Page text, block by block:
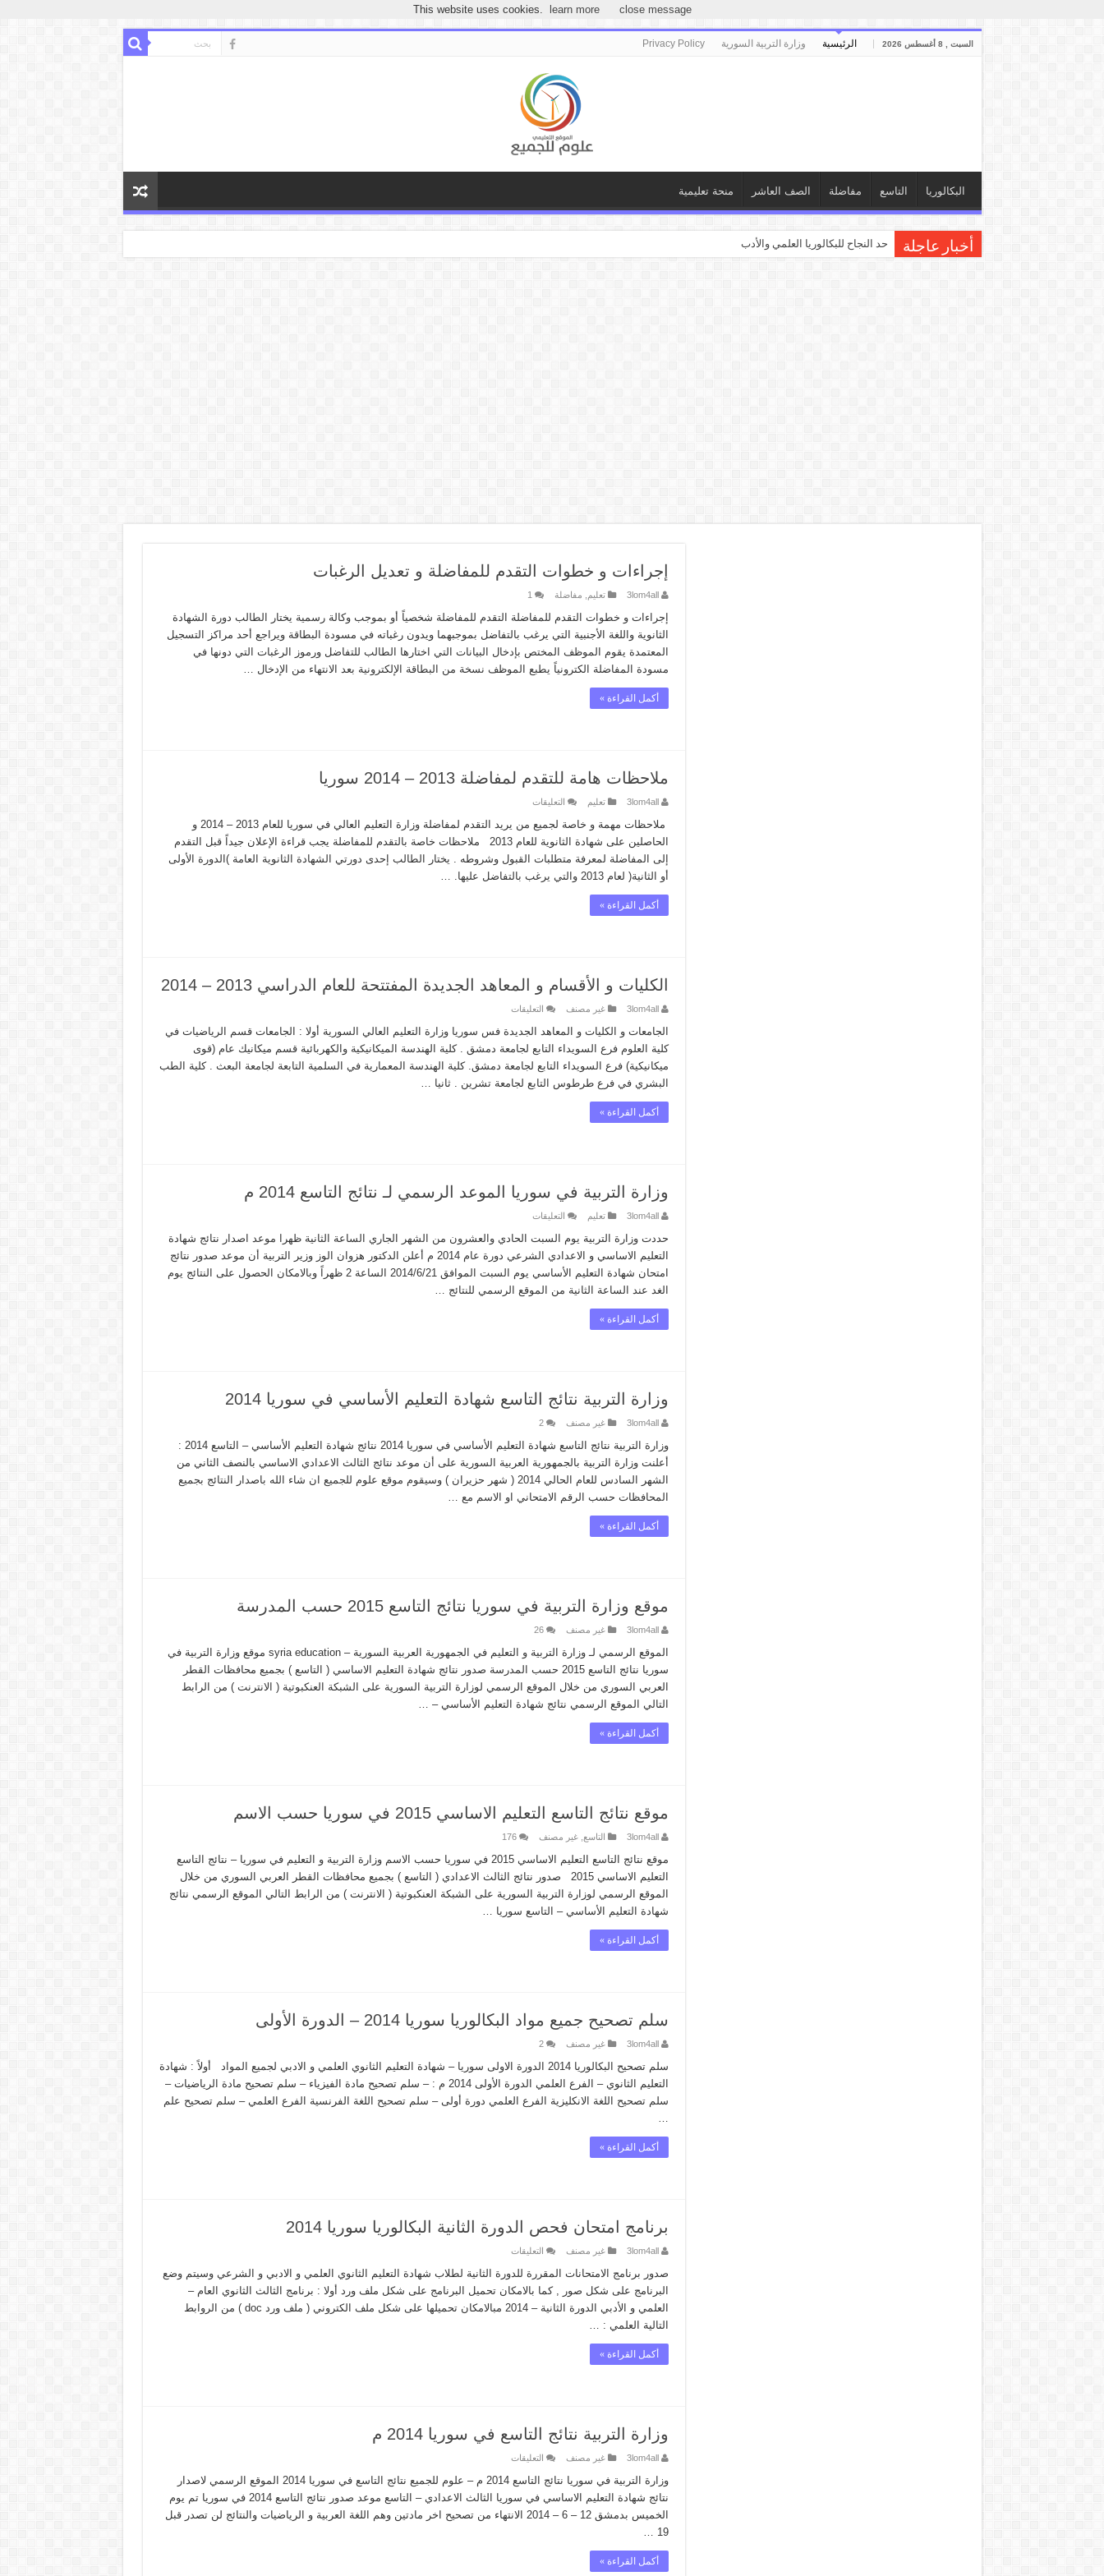
مرحباً بكـ بموقع علوم للجميع
السبت , 8 أغسطس 2026 الرئيسية وزارة التربية السورية Privacy Policy
البكالوريا التاسع مفاضلة الصف العاشر منحة تعليمية
أخبار عاجلة حد النجاح للبكالوريا العلمي والأدبي
إجراءات و خطوات التقدم للمفاضلة و تعديل الرغبات
3lom4all تعليم مفاضلة 1
إجراءات و خطوات التقدم للمفاضلة التقدم للمفاضلة شخصياً أو بموجب وكالة رسمية يختار الطالب دورة الشهادة
الثانوية واللغة الأجنبية التي يرغب بالتفاضل بموجبهما ويدون رغباته في مسودة البطاقة ويراجع أحد مراكز التسجيل
المعتمدة يقوم الموظف المختص بإدخال البيانات التي اختارها الطالب للتفاضل ورموز الرغبات التي دونها في
مسودة المفاضلة الكترونياً يطبع الموظف نسخة من البطاقة الإلكترونية بعد الانتهاء من الإدخال …
أكمل القراءة »
ملاحظات هامة للتقدم لمفاضلة 2013 – 2014 سوريا
3lom4all تعليم التعليقات
للتقدم
لمفاضلة
2013
–
2014
سوريا
ملاحظات مهمة و خاصة لجميع من يريد التقدم لمفاضلة وزارة التعليم العالي في سوريا للعام 2013 – 2014 و
الحاصلين على شهادة الثانوية للعام 2013 ملاحظات خاصة بالتقدم للمفاضلة يجب قراءة الإعلان جيداً قبل التقدم
إلى المفاضلة لمعرفة متطلبات القبول وشروطه . يختار الطالب إحدى دورتي الشهادة الثانوية العامة )الدورة الأولى
أو الثانية( لعام 2013 والتي يرغب بالتفاضل عليها. …
أكمل القراءة »
الكليات و الأقسام و المعاهد الجديدة المفتتحة للعام الدراسي 2013 – 2014
3lom4all غير مصنف التعليقات
و
الأقسام
و
المعاهد
الجديدة
المفتتحة
الجامعات و الكليات و المعاهد الجديدة فس سوريا وزارة التعليم العالي السورية أولا : الجامعات قسم الرياضيات في
كلية العلوم فرع السويداء التابع لجامعة دمشق . كلية الهندسة الميكانيكية والكهربائية قسم ميكانيك عام (قوى
ميكانيكية) فرع السويداء التابع لجامعة دمشق. كلية الهندسة المعمارية في السلمية التابعة لجامعة البعث . كلية الطب
البشري في فرع طرطوس التابع لجامعة تشرين . ثانيا …
أكمل القراءة »
وزارة التربية في سوريا الموعد الرسمي لـ نتائج التاسع 2014 م
3lom4all تعليم التعليقات
التربية
سوريا
الموعد
الرسمي
لـ
نتائج
حددت وزارة التربية يوم السبت الحادي والعشرون من الشهر الجاري الساعة الثانية ظهرا موعد اصدار نتائج شهادة
التعليم الاساسي و الاعدادي الشرعي دورة عام 2014 م أعلن الدكتور هزوان الوز وزير التربية أن موعد صدور نتائج
امتحان شهادة التعليم الأساسي يوم السبت الموافق 2014/6/21 الساعة 2 ظهراً وبالامكان الحصول على النتائج يوم
الغد عند الساعة الثانية من الموقع الرسمي للنتائج …
أكمل القراءة »
وزارة التربية نتائج التاسع شهادة التعليم الأساسي في سوريا 2014
3lom4all غير مصنف 2
وزارة التربية نتائج التاسع شهادة التعليم الأساسي في سوريا 2014 نتائج شهادة التعليم الأساسي – التاسع 2014 :
أعلنت وزارة التربية بالجمهورية العربية السورية على أن موعد نتائج الثالث الاعدادي الاساسي بالنصف الثاني من
الشهر السادس للعام الحالي 2014 ( شهر حزيران ) وسيقوم موقع علوم للجميع ان شاء الله باصدار النتائج بجميع
المحافظات حسب الرقم الامتحاني او الاسم مع …
أكمل القراءة »
موقع وزارة التربية في سوريا نتائج التاسع 2015 حسب المدرسة
3lom4all غير مصنف 26
الموقع الرسمي لـ وزارة التربية و التعليم في الجمهورية العربية السورية – syria education موقع وزارة التربية في
سوريا نتائج التاسع 2015 حسب المدرسة صدور نتائج شهادة التعليم الاساسي ( التاسع ) بجميع محافظات القطر
العربي السوري من خلال الموقع الرسمي لوزارة التربية السورية على الشبكة العنكبوتية ( الانترنت ) من الرابط
التالي الموقع الرسمي نتائج شهادة التعليم الأساسي – …
أكمل القراءة »
موقع نتائج التاسع التعليم الاساسي 2015 في سوريا حسب الاسم
3lom4all التاسع ,غير مصنف 176
موقع نتائج التاسع التعليم الاساسي 2015 في سوريا حسب الاسم وزارة التربية و التعليم في سوريا – نتائج التاسع
التعليم الاساسي 2015 صدور نتائج الثالث الاعدادي ( التاسع ) بجميع محافظات القطر العربي السوري من خلال
الموقع الرسمي لوزارة التربية السورية على الشبكة العنكبوتية ( الانترنت ) من الرابط التالي الموقع الرسمي نتائج
شهادة التعليم الأساسي – التاسع سوريا …
أكمل القراءة »
سلم تصحيح جميع مواد البكالوريا سوريا 2014 – الدورة الأولى
3lom4all غير مصنف 2
سلم تصحيح البكالوريا 2014 الدورة الاولى سوريا – شهادة التعليم الثانوي العلمي و الادبي لجميع المواد أولاً : شهادة
التعليم الثانوي – الفرع العلمي الدورة الأولى 2014 م : – سلم تصحيح مادة الفيزياء – سلم تصحيح مادة الرياضيات –
سلم تصحيح اللغة الانكليزية الفرع العلمي دورة أولى – سلم تصحيح اللغة الفرنسية الفرع العلمي – سلم تصحيح علم
…
أكمل القراءة »
برنامج امتحان فحص الدورة الثانية البكالوريا سوريا 2014
3lom4all غير مصنف التعليقات
امتحان
فحص
الدورة
الثانية
البكالوريا
صدور برنامج الامتحانات المقررة للدورة الثانية لطلاب شهادة التعليم الثانوي العلمي و الادبي و الشرعي وسيتم وضع
البرنامج على شكل صور , كما بالامكان تحميل البرنامج على شكل ملف ورد أولا : برنامج الثالث الثانوي العام –
العلمي و الأدبي الدورة الثانية – 2014 مبالامكان تحميلها على شكل ملف الكتروني ( ملف ورد doc ) من الروابط
التالية العلمي : …
أكمل القراءة »
وزارة التربية نتائج التاسع في سوريا 2014 م
3lom4all غير مصنف التعليقات
التربية
التاسع
في
سوريا
وزارة التربية في سوريا نتائج التاسع 2014 م – علوم للجميع نتائج التاسع في سوريا 2014 الموقع الرسمي لاصدار
نتائج شهادة التعليم الاساسي في سوريا الثالث الاعدادي – التاسع موعد صدور نتائج التاسع 2014 في سوريا تم يوم
الخميس بدمشق 12 – 6 – 2014 الانتهاء من تصحيح اخر مادتين وهم اللغة العربية و الرياضيات والنتائج لن تصدر قبل
19 …
أكمل القراءة »
This website uses cookies. learn more close message